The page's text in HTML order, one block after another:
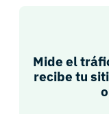
Mide el
recibe tu